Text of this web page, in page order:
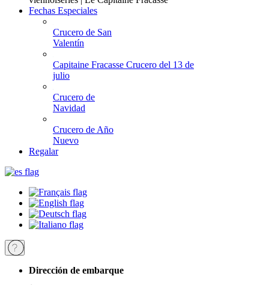
Fechas Especiales
Crucero de San
Valentín
Capitaine Fracasse Crucero del 13 de
julio
Crucero de
Navidad
Crucero de Año
Nuevo
Regalar
Dirección de embarque